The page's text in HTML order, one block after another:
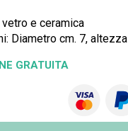
e ceramica
Diametro cm. 7,
GRATUITA